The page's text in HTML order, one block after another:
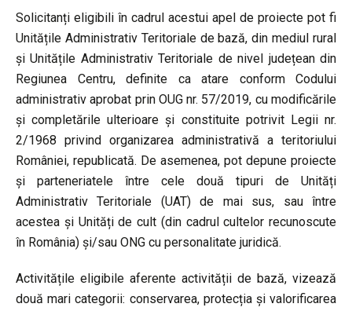
Solicitanți eligibili în cadrul acestui apel de proiecte pot fi
Unitățile Administrativ Teritoriale de bază, din mediul rural
și Unitățile Administrativ Teritoriale de nivel județean din
Regiunea Centru, definite ca atare conform Codului
administrativ aprobat prin OUG nr. 57/2019, cu modificările
şi completările ulterioare și constituite potrivit Legii nr.
2/1968 privind organizarea administrativă a teritoriului
României, republicată. De asemenea, pot depune proiecte
și parteneriatele între cele două tipuri de Unități
Administrativ Teritoriale (UAT) de mai sus, sau între
acestea și Unități de cult (din cadrul cultelor recunoscute
în România) și/sau ONG cu personalitate juridică.
Activitățile eligibile aferente activității de bază, vizează
două mari categorii: conservarea, protecția și valorificarea